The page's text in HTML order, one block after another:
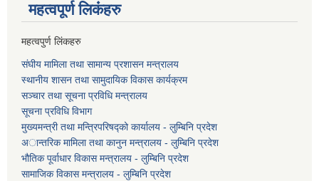
महत्वपूर्ण लि‌कंंहरु
महत्वपुर्ण लिंकहरु
संघीय मामिला तथा सामान्य प्रशासन मन्त्रालय
स्थानीय शासन तथा सामुदायिक विकास कार्यक्रम
सञ्चार तथा सूचना प्रविधि मन्त्रालय
सूचना प्रविधि विभाग
मुख्यमन्त्री तथा मन्त्रिपरिषद्को कार्यालय - लुम्बिनि प्रदेश
अान्तरिक मामिला तथा कानुन मन्त्रालय - लुम्बिनि प्रदेश
भौतिक पूर्वाधार विकास मन्त्रालय - लुम्बिनि प्रदेश
सामाजिक विकास मन्त्रालय - लुम्बिनि प्रदेश